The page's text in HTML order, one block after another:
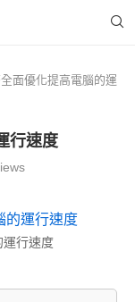
面優化提高電腦的運
行速度
運行速度